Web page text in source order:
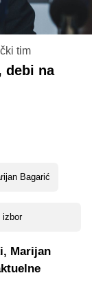
tim
debi na
Bagarić
izbor
Marijan